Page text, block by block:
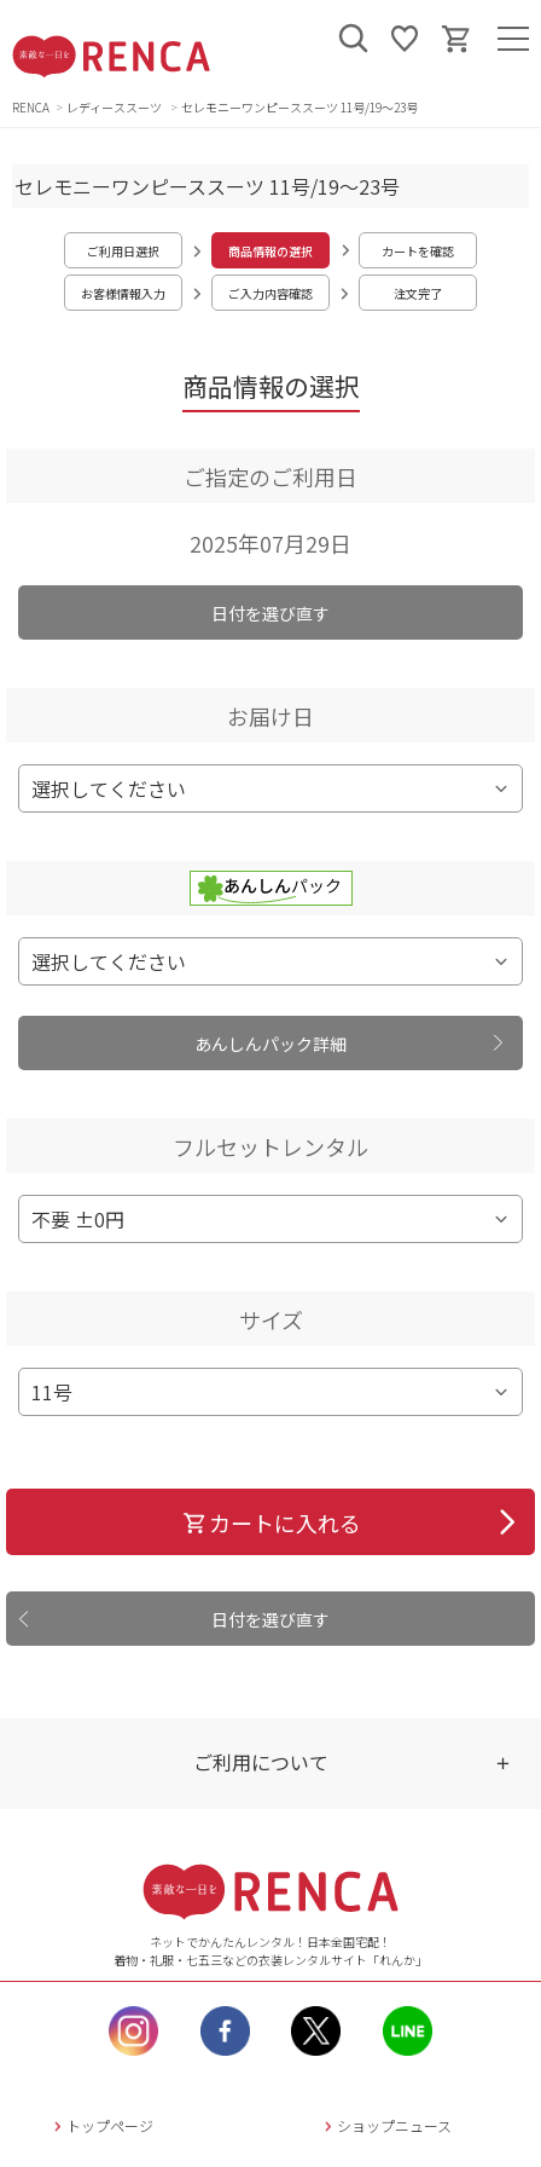
RENCA レディーススーツ セレモニーワンピーススーツ 11号/19～23号
商品情報の選択
セレモニーワンピーススーツ 11号/19～23号
ご利用日選択 商品情報の選択 カートを確認
お客様情報入力 ご入力内容確認 注文完了
ご指定のご利用日
2025年07月29日
日付を選び直す
お届け日
あんしんパック詳細
フルセットレンタル
サイズ
日付を選び直す
カートに入れる
ご利用について
【ご注文（インターネット）】
24時間年中無休
【お問い合わせ窓口（メー
ル）】10:00~17:00
土曜日、日曜日、臨
時休業日を除く。
営業時間外にいただ
返信させていただきま
ネットでかんたんレンタル！日本全国宅配！
着物・礼服・七五三などの衣装レンタルサイト「れんか」
トップページ ショップニュース